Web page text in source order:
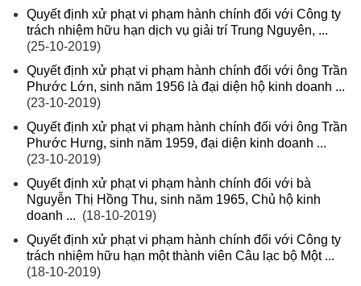
Quyết định xử phạt vi phạm hành chính đối với Công ty
trách nhiệm hữu hạn dịch vụ giải trí Trung Nguyên, ...
(25-10-2019)
Quyết định xử phạt vi phạm hành chính đối với ông Trần
Phước Lớn, sinh năm 1956 là đại diện hộ kinh doanh ...
(23-10-2019)
Quyết định xử phạt vi phạm hành chính đối với ông Trần
Phước Hưng, sinh năm 1959, đại diện kinh doanh ...
(23-10-2019)
Quyết định xử phạt vi phạm hành chính đối với bà
Nguyễn Thị Hồng Thu, sinh năm 1965, Chủ hộ kinh
doanh ... (18-10-2019)
Quyết định xử phạt vi phạm hành chính đối với Công ty
trách nhiệm hữu hạn một thành viên Câu lạc bộ Một ...
(18-10-2019)